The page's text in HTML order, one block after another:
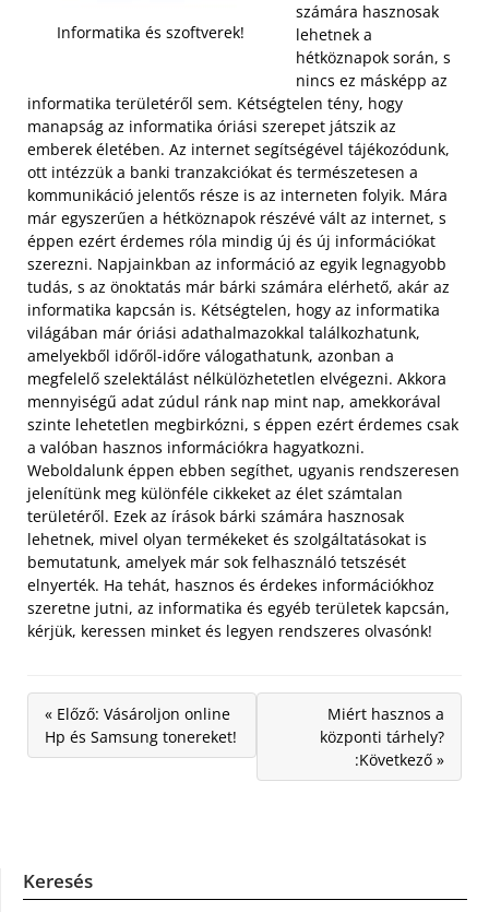
Informatika és szoftverek!
számára hasznosak
lehetnek a
hétköznapok során, s
nincs ez másképp az
informatika területéről sem. Kétségtelen tény, hogy
manapság az informatika óriási szerepet játszik az
emberek életében. Az internet segítségével tájékozódunk,
ott intézzük a banki tranzakciókat és természetesen a
kommunikáció jelentős része is az interneten folyik. Mára
már egyszerűen a hétköznapok részévé vált az internet, s
éppen ezért érdemes róla mindig új és új információkat
szerezni. Napjainkban az információ az egyik legnagyobb
tudás, s az önoktatás már bárki számára elérhető, akár az
informatika kapcsán is. Kétségtelen, hogy az informatika
világában már óriási adathalmazokkal találkozhatunk,
amelyekből időről-időre válogathatunk, azonban a
megfelelő szelektálást nélkülözhetetlen elvégezni. Akkora
mennyiségű adat zúdul ránk nap mint nap, amekkorával
szinte lehetetlen megbirkózni, s éppen ezért érdemes csak
a valóban hasznos információkra hagyatkozni.
Weboldalunk éppen ebben segíthet, ugyanis rendszeresen
jelenítünk meg különféle cikkeket az élet számtalan
területéről. Ezek az írások bárki számára hasznosak
lehetnek, mivel olyan termékeket és szolgáltatásokat is
bemutatunk, amelyek már sok felhasználó tetszését
elnyerték. Ha tehát, hasznos és érdekes információkhoz
szeretne jutni, az informatika és egyéb területek kapcsán,
kérjük, keressen minket és legyen rendszeres olvasónk!
« Előző: Vásároljon online
Hp és Samsung tonereket!
Miért hasznos a
központi tárhely?
:Következő »
Keresés